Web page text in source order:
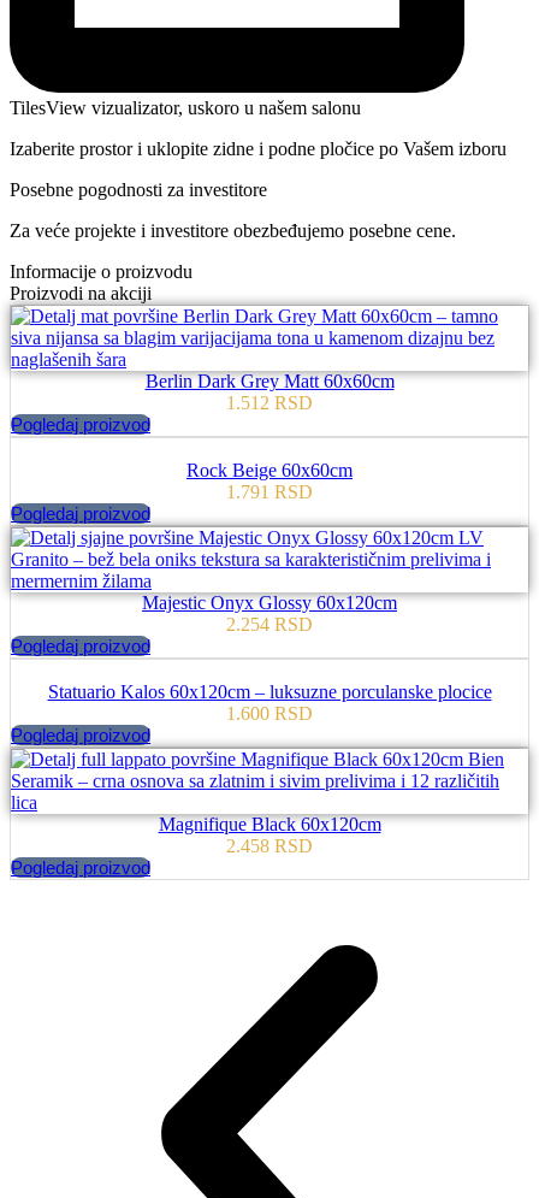
TilesView vizualizator, uskoro u našem salonu
Izaberite prostor i uklopite zidne i podne pločice po Vašem izboru
Posebne pogodnosti za investitore
Za veće projekte i investitore obezbeđujemo posebne cene.
Informacije o proizvodu
Proizvodi na akciji
Berlin Dark Grey Matt 60x60cm
1.512 RSD
Pogledaj proizvod
Rock Beige 60x60cm
1.791 RSD
Pogledaj proizvod
Majestic Onyx Glossy 60x120cm
2.254 RSD
Pogledaj proizvod
Statuario Kalos 60x120cm – luksuzne porculanske plocice
1.600 RSD
Pogledaj proizvod
Magnifique Black 60x120cm
2.458 RSD
Pogledaj proizvod